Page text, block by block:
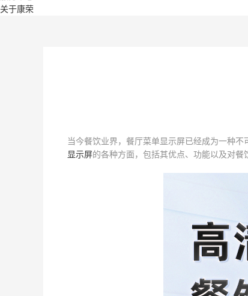
关于康荣
当今餐饮业界，餐厅菜单显示屏已经成为一种
显示屏的各种方面，包括其优点、功能以及对餐